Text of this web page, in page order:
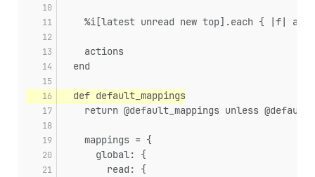
%i[latest unread new top].each { |f|
    actions
  end
  def default_mappings
return @default_mappings unless
    mappings = {
      global: {
        read: {